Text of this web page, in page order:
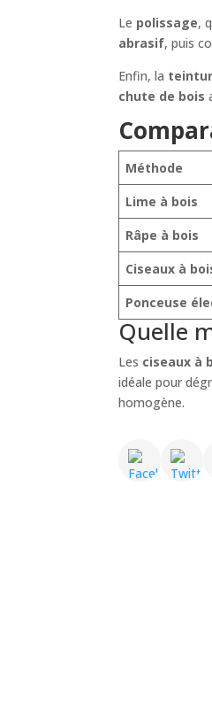
Le polissage,
abrasif, puis
Enfin, la
chute de bois
Méthode
Lime à bois
Râpe à bois
Ciseaux à
Ponceuse
Quelle
Les ciseaux à
idéale pour
homogène.